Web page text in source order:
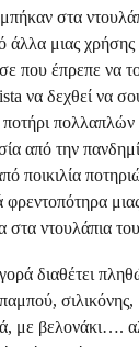
στα
άλλα μιας
που έπρεπε να το
να δεχθεί να
από την
ποικιλία
στα ντουλάπια
διαθέτει
σιλικόνης,
με βελονάκι….